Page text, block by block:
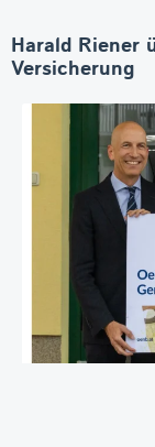
Harald Riener
Versicherung